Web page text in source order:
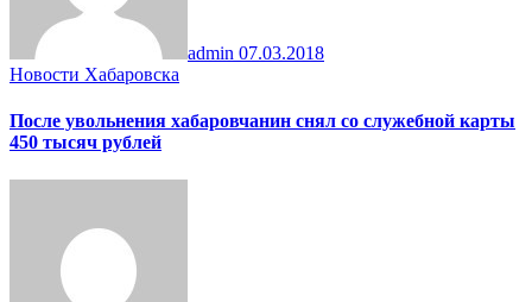
admin 07.03.2018
Новости Хабаровска
После увольнения хабаровчанин снял со служебной карты
450 тысяч рублей